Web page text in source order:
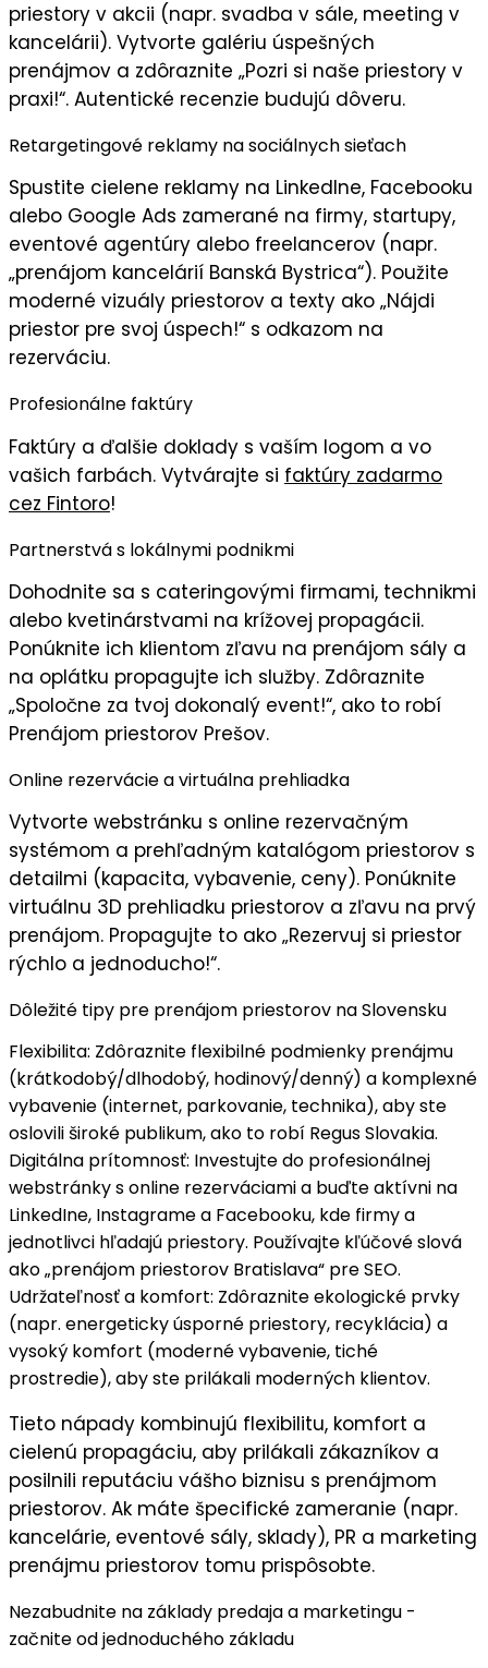
priestory v akcii (napr. svadba v sále, meeting v
kancelárii). Vytvorte galériu úspešných
prenájmov a zdôraznite „Pozri si naše priestory v
praxi!“. Autentické recenzie budujú dôveru.
Retargetingové reklamy na sociálnych sieťach
Spustite cielene reklamy na LinkedIne, Facebooku
alebo Google Ads zamerané na firmy, startupy,
eventové agentúry alebo freelancerov (napr.
„prenájom kancelárií Banská Bystrica“). Použite
moderné vizuály priestorov a texty ako „Nájdi
priestor pre svoj úspech!“ s odkazom na
rezerváciu.
Profesionálne faktúry
Faktúry a ďalšie doklady s vaším logom a vo
vašich farbách. Vytvárajte si faktúry zadarmo
cez Fintoro!
Partnerstvá s lokálnymi podnikmi
Dohodnite sa s cateringovými firmami, technikmi
alebo kvetinárstvami na krížovej propagácii.
Ponúknite ich klientom zľavu na prenájom sály a
na oplátku propagujte ich služby. Zdôraznite
„Spoločne za tvoj dokonalý event!“, ako to robí
Prenájom priestorov Prešov.
Online rezervácie a virtuálna prehliadka
Vytvorte webstránku s online rezervačným
systémom a prehľadným katalógom priestorov s
detailmi (kapacita, vybavenie, ceny). Ponúknite
virtuálnu 3D prehliadku priestorov a zľavu na prvý
prenájom. Propagujte to ako „Rezervuj si priestor
rýchlo a jednoducho!“.
Dôležité tipy pre prenájom priestorov na Slovensku
Flexibilita: Zdôraznite flexibilné podmienky prenájmu
(krátkodobý/dlhodobý, hodinový/denný) a komplexné
vybavenie (internet, parkovanie, technika), aby ste
oslovili široké publikum, ako to robí Regus Slovakia.
Digitálna prítomnosť: Investujte do profesionálnej
webstránkys online rezerváciami a buďte aktívni na
LinkedIne, Instagrame a Facebooku, kde firmy a
jednotlivci hľadajú priestory. Používajte kľúčové slová
ako „prenájom priestorov Bratislava“ pre SEO.
Udržateľnosť a komfort: Zdôrazniteekologické prvky
(napr. energeticky úsporné priestory, recyklácia) a
vysoký komfort (moderné vybavenie, tiché
prostredie), aby ste prilákali moderných klientov.
Tieto nápady kombinujú flexibilitu, komfort a
cielenú propagáciu, aby prilákali zákazníkov a
posilnili reputáciu vášho biznisu s prenájmom
priestorov. Ak máte špecifické zameranie (napr.
kancelárie, eventové sály, sklady), PR a marketing
prenájmu priestorov tomu prispôsobte.
Nezabudnite na základy predaja a marketingu -
začnite od jednoduchého základu